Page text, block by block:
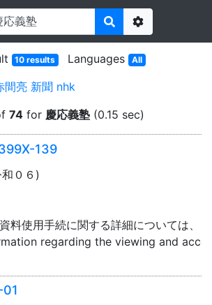
Options
10 results Languages All
間亮 新聞 nhk
74 for 慶応義塾 (0.15 sec)
139
０６)
料使用手続に関する詳細については、「
regarding the viewing and